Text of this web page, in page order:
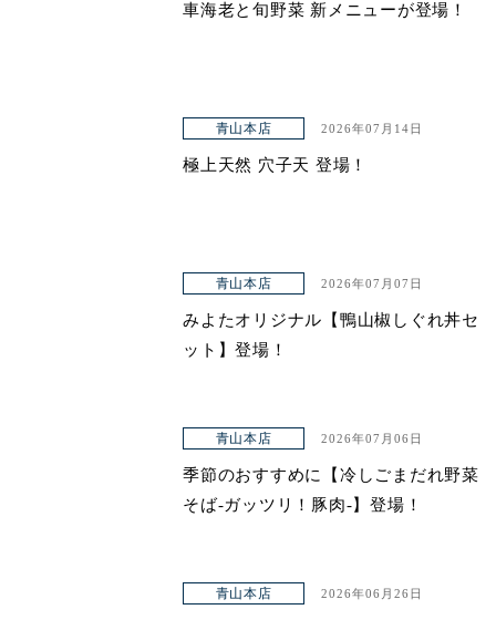
車海老と旬野菜 新メニューが登場！
青山本店 2026年07月14日
極上天然 穴子天 登場！
青山本店 2026年07月07日
みよたオリジナル【鴨山椒しぐれ丼セ
ット】登場！
青山本店 2026年07月06日
季節のおすすめに【冷しごまだれ野菜
そば-ガッツリ！豚肉-】登場！
青山本店 2026年06月26日